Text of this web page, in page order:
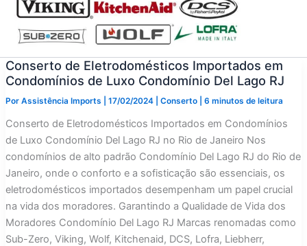
Conserto de Eletrodomésticos Importados em
Condomínios de Luxo Condomínio Del Lago RJ
Por Assistência Imports 17/02/2024 Conserto| 6 minutos de leitura
Conserto de Eletrodomésticos Importados em Condomínios
de Luxo Condomínio Del Lago RJ no Rio de Janeiro Nos
condomínios de alto padrão Condomínio Del Lago RJ do Rio de
Janeiro, onde o conforto e a sofisticação são essenciais, os
eletrodomésticos importados desempenham um papel crucial
na vida dos moradores. Garantindo a Qualidade de Vida dos
Moradores Condomínio Del Lago RJ Marcas renomadas como
Sub-Zero, Viking, Wolf, Kitchenaid, DCS, Lofra, Liebherr,